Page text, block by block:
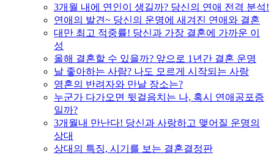
3개월 내에 연인이 생길까? 당신의 연애 전격 분석!
연애의 발견~ 당신의 운명에 새겨진 연애와 결혼
대만 최고 적중률! 당신과 가장 결혼에 가까운 이
성
올해 결혼할 수 있을까? 앞으로 1년간 결혼 운명
날 좋아하는 사람? 나도 모르게 시작되는 사랑
영혼의 반려자와 만날 장소는?
누군가 다가오면 뒷걸음치는 나, 혹시 연애공포증
일까?
3개월내 만난다! 당신과 사랑하고 맺어질 운명의
상대
상대의 특징, 시기를 보는 결혼결정판